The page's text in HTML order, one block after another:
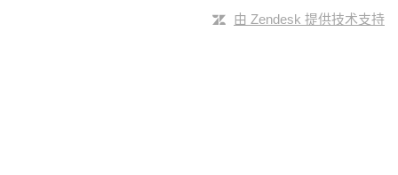
由 Zendesk 提供技术支持